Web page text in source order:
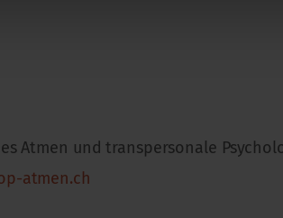
Atmen und transpersonale
atmen.ch